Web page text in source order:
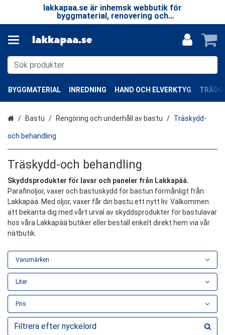
lakkapaa.se är inhemsk webbutik för
byggmaterial, renovering och
specialprodukter.
BYGGMATERIAL INREDNING HAND OCH ELVERKTYG
HemBastu Rengöring och underhåll av bastu Träskydd-
och behandling
Träskydd-och behandling
Skyddsprodukter för lavar och paneler från Lakkapää.
Parafinoljor, vaxer och bastuskydd för bastun förmånligt från
Lakkapää. Med oljor, vaxer får din bastu ett nytt liv. Välkommen
att bekanta dig med vårt urval av skyddsprodukter för bastulavar
hos våra Lakkapää butiker eller beställ enkelt direkt hem via vår
nätbutik.
Varumärken
Liter
Pris